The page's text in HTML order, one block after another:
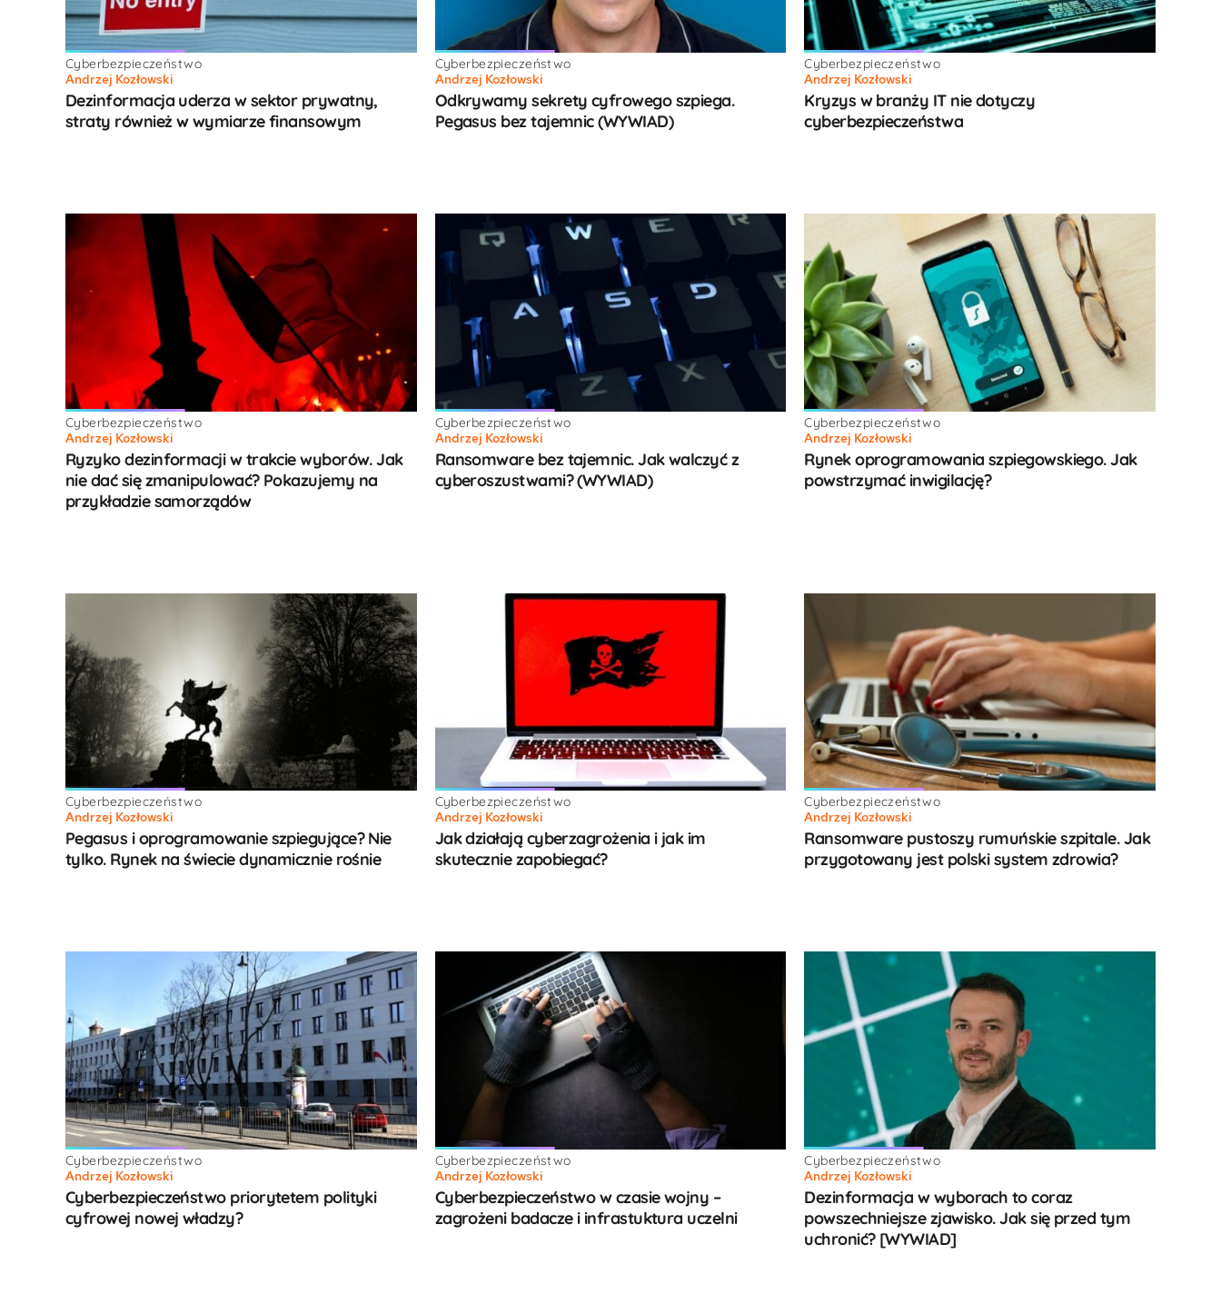
Cyberbezpieczeństwo
Andrzej Kozłowski
Dezinformacja uderza w sektor prywatny,
straty również w wymiarze finansowym
Cyberbezpieczeństwo
Andrzej Kozłowski
Odkrywamy sekrety cyfrowego szpiega.
Pegasus bez tajemnic (WYWIAD)
Cyberbezpieczeństwo
Andrzej Kozłowski
Kryzys w branży IT nie dotyczy
cyberbezpieczeństwa
Cyberbezpieczeństwo
Andrzej Kozłowski
Ryzyko dezinformacji w trakcie wyborów. Jak
nie dać się zmanipulować? Pokazujemy na
przykładzie samorządów
Cyberbezpieczeństwo
Andrzej Kozłowski
Ransomware bez tajemnic. Jak walczyć z
cyberoszustwami? (WYWIAD)
Cyberbezpieczeństwo
Andrzej Kozłowski
Rynek oprogramowania szpiegowskiego. Jak
powstrzymać inwigilację?
Cyberbezpieczeństwo
Andrzej Kozłowski
Pegasus i oprogramowanie szpiegujące? Nie
tylko. Rynek na świecie dynamicznie rośnie
Cyberbezpieczeństwo
Andrzej Kozłowski
Jak działają cyberzagrożenia i jak im
skutecznie zapobiegać?
Cyberbezpieczeństwo
Andrzej Kozłowski
Ransomware pustoszy rumuńskie szpitale. Jak
przygotowany jest polski system zdrowia?
Cyberbezpieczeństwo
Andrzej Kozłowski
Cyberbezpieczeństwo priorytetem polityki
cyfrowej nowej władzy?
Cyberbezpieczeństwo
Andrzej Kozłowski
Cyberbezpieczeństwo w czasie wojny –
zagrożeni badacze i infrastuktura uczelni
Cyberbezpieczeństwo
Andrzej Kozłowski
Dezinformacja w wyborach to coraz
powszechniejsze zjawisko. Jak się przed tym
uchronić? [WYWIAD]